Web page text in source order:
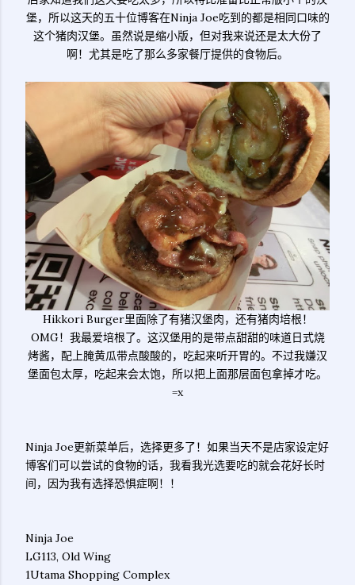
堡，所以这天的五十位博客在Ninja Joe吃到的都是相同口味的
这个猪肉汉堡。虽然说是缩小版，但对我来说还是太大份了
啊！尤其是吃了那么多家餐厅提供的食物后。
Hikkori Burger里面除了有猪汉堡肉，还有猪肉培根！
OMG！我最爱培根了。这汉堡用的是带点甜甜的味道日式烧
烤酱，配上腌黄瓜带点酸酸的，吃起来听开胃的。不过我嫌汉
堡面包太厚，吃起来会太饱，所以把上面那层面包拿掉才吃。
=x
Ninja Joe更新菜单后，选择更多了！如果当天不是店家设定好
博客们可以尝试的食物的话，我看我光选要吃的就会花好长时
间，因为我有选择恐惧症啊！！
Ninja Joe
LG113, Old Wing
1Utama Shopping Complex